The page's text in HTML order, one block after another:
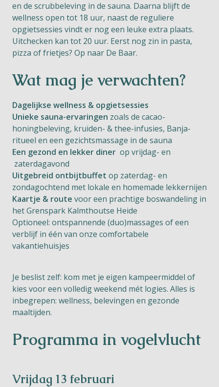
en de scrubbeleving in de sauna. Daarna blijft de
wellness open tot 18 uur, naast de reguliere
opgietsessies vindt er nog een leuke extra plaats.
Uitchecken kan tot 20 uur. Eerst nog zin in pasta,
pizza of frietjes? Op naar De Baar.
Wat mag je verwachten?
Dagelijkse wellness & opgietsessies
Unieke sauna-ervaringen zoals de cacao-
honingbeleving, kruiden- & thee-infusies, Banja-
ritueel en een gezichtsmassage in de sauna
Een gezond en lekker diner op vrijdag- en
zaterdagavond
Uitgebreid ontbijtbuffet op zaterdag- en
zondagochtend met lokale en homemade lekkernijen
Kaartje & route voor een prachtige boswandeling in
het Grenspark Kalmthoutse Heide
Optioneel: ontspannende (duo)massages of een
verblijf in één van onze comfortabele
vakantiehuisjes
Je beslist zelf: kom met je eigen kampeermiddel of
kies voor een volledig weekend mét logies. Alles is
inbegrepen: wellness, belevingen en gezonde
maaltijden.
Programma in vogelvlucht
Vrijdag 13 februari